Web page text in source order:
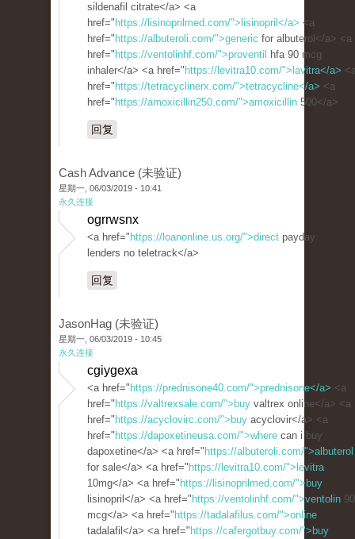
sildenafil citrate</a> <a
href=" https://lisinoprilmed.com/">lisinopril</a> <a
href=" https://albuteroli.com/">generic for albuterol</a> <a
href=" https://ventolinhf.com/">proventil
hfa 90 mcg
inhaler</a> <a href=" https://levitra10.com/">lavitra</a>
href=" https://tetracyclinerx.com/">tetracycline</a> <a
href=" https://amoxicillin250.com/">amoxicillin 500</a>
回复
Cash Advance (未验证)
星期一, 06/03/2019 - 10:41
永久连接
ogrrwsnx
<a href=" https://loanonline.us.org/">direct payday
lenders no teletrack</a>
回复
JasonHag (未验证)
星期一, 06/03/2019 - 10:45
永久连接
cgiygexa
<a href=" https://prednisone40.com/">prednisone</a> <a
href=" https://valtrexsale.com/">buy valtrex online</a> <a
href=" https://acyclovirc.com/">buy acyclovir</a> <a
href=" https://dapoxetineusa.com/">where can i buy
dapoxetine</a> <a href=" https://albuteroli.com/">albuterol
for sale</a> <a href=" https://levitra10.com/">levitra
10mg</a> <a href=" https://lisinoprilmed.com/">buy
lisinopril</a> <a href=" https://ventolinhf.com/">ventolin 90
mcg</a> <a href=" https://tadalafilus.com/">online
tadalafil</a> <a href=" https://cafergotbuy.com/">buy